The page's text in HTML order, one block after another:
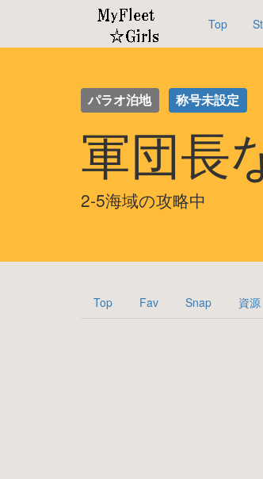
Top
パラオ泊地 称号未設定
軍団長
2-5海域の攻略中
Top Fav Snap 資源